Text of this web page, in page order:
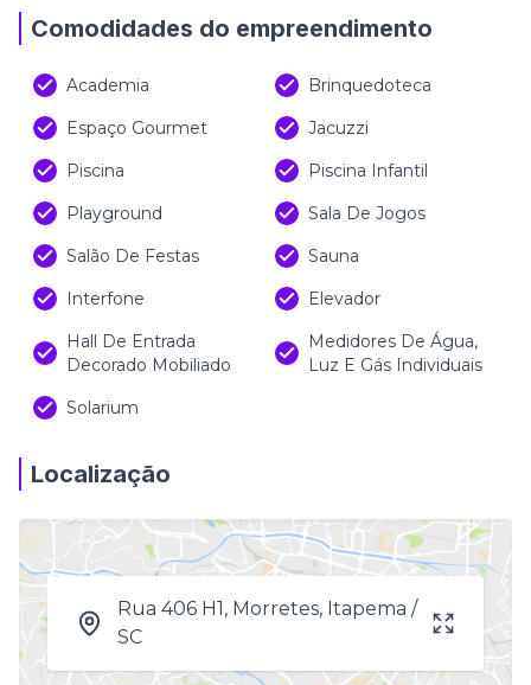
Comodidades do empreendimento
Academia
Brinquedoteca
Espaço Gourmet
Jacuzzi
Piscina
Piscina Infantil
Playground
Sala De Jogos
Salão De Festas
Sauna
Interfone
Elevador
Hall De Entrada
Decorado Mobiliado
Medidores De Água,
Luz E Gás Individuais
Solarium
Localização
Rua 406 H1, Morretes, Itapema /
SC